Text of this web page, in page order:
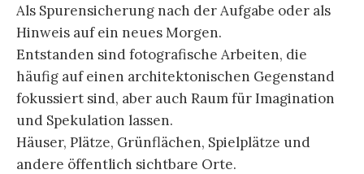
Als Spurensicherung nach der Aufgabe oder als
Hinweis auf ein neues Morgen.
Entstanden sind fotografische Arbeiten, die
häufig auf einen architektonischen Gegenstand
fokussiert sind, aber auch Raum für Imagination
und Spekulation lassen.
Häuser, Plätze, Grünflächen, Spielplätze und
andere öffentlich sichtbare Orte.